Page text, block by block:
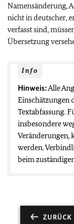
Namensänderung,
nicht in deutscher,
verfasst sind,
Übersetzung
Info
Hinweis:Alle
Einschätzungen
Textabfassung.
insbesondere
Veränderungen,
werden.
beim